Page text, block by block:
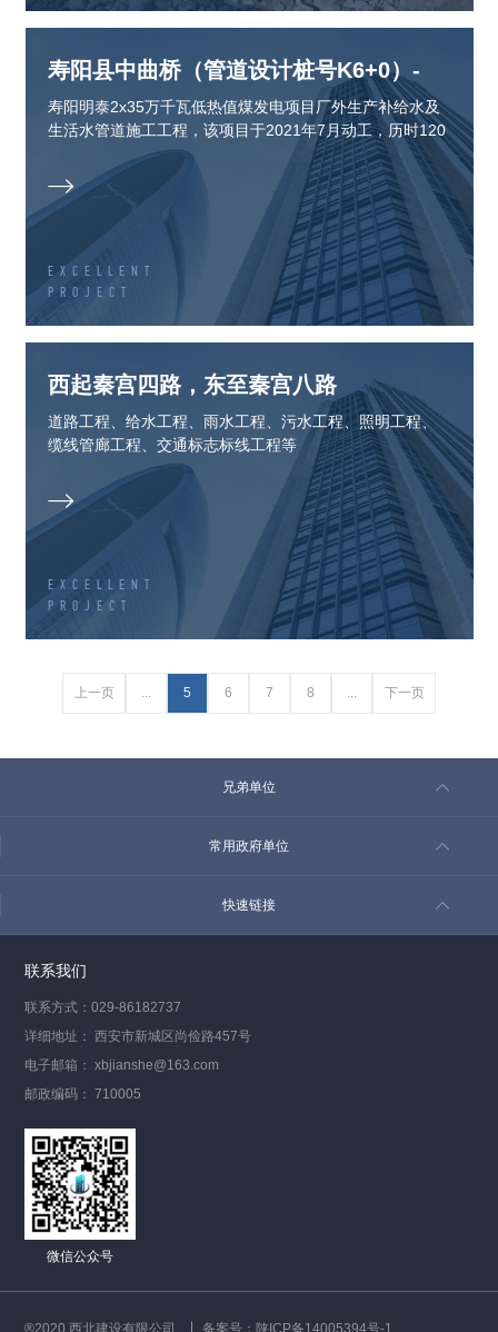
寿阳县中曲桥（管道设计桩号K6+0）-
K14+0
寿阳明泰2x35万千瓦低热值煤发电项目厂外生产补给水及
生活水管道施工工程，该项目于2021年7月动工，历时120

EXCELLENT
PROJECT
西起秦宫四路，东至秦宫八路
道路工程、给水工程、雨水工程、污水工程、照明工程、
缆线管廊工程、交通标志标线工程等

EXCELLENT
PROJECT
上一页 ... 5 6 7 8 ... 下一页
兄弟单位
常用政府单位
快速链接
联系我们
联系方式：029-86182737
详细地址： 西安市新城区尚俭路457号
电子邮箱： xbjianshe@163.com
邮政编码： 710005
微信公众号